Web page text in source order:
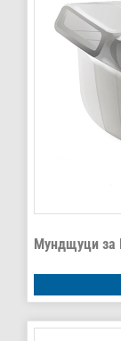
Мундщуци за